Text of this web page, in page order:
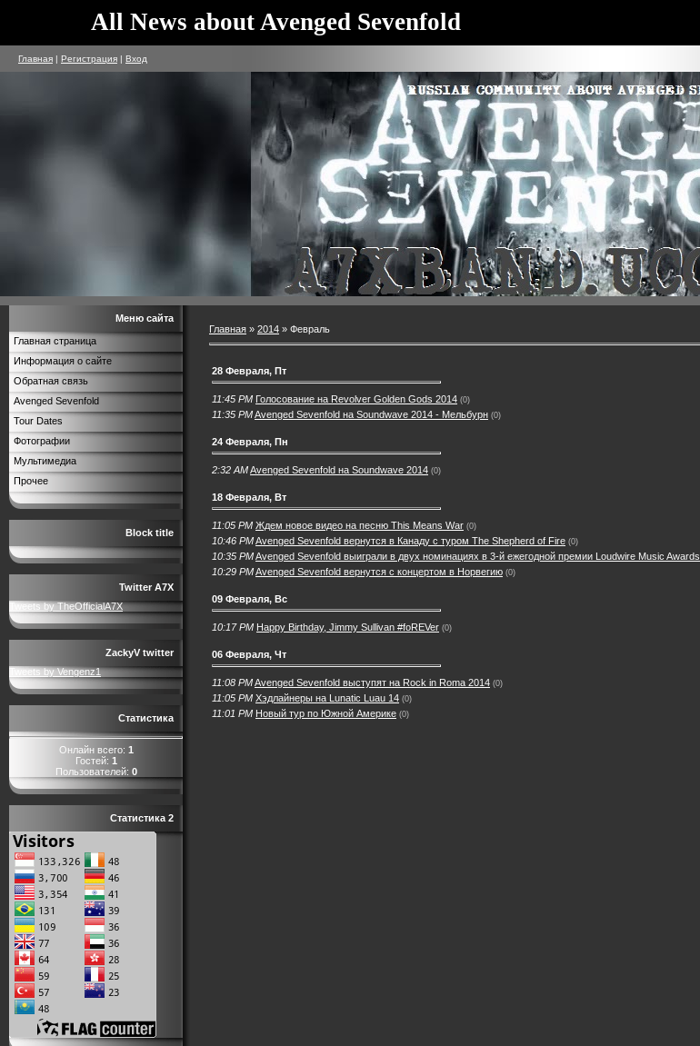
All News about Avenged Sevenfold
Главная | Регистрация | Вход
Меню сайта
Главная страница
Информация о сайте
Обратная связь
Avenged Sevenfold
Tour Dates
Фотографии
Мультимедиа
Прочее
Block title
Twitter A7X
Tweets by TheOfficialA7X
ZackyV twitter
Tweets by Vengenz1
Статистика
Онлайн всего: 1
Гостей: 1
Пользователей: 0
Статистика 2
Главная » 2014 » Февраль
28 Февраля, Пт
11:45 PM Голосование на Revolver Golden Gods 2014 (0)
11:35 PMAvenged Sevenfold на Soundwave 2014 - Мельбурн (0)
24 Февраля, Пн
2:32 AMAvenged Sevenfold на Soundwave 2014 (0)
18 Февраля, Вт
11:05 PM Ждем новое видео на песню This Means War (0)
10:46 PMAvenged Sevenfold вернутся в Канаду с туром The Shepherd of Fire (0)
10:35 PMAvenged Sevenfold выиграли в двух номинациях в 3-й ежегодной премии Loudwire Music Awards
10:29 PMAvenged Sevenfold вернутся с концертом в Норвегию (0)
09 Февраля, Вс
10:17 PM Happy Birthday, Jimmy Sullivan #foREVer (0)
06 Февраля, Чт
11:08 PMAvenged Sevenfold выступят на Rock in Roma 2014 (0)
11:05 PM Хэдлайнеры на Lunatic Luau 14 (0)
11:01 PM Новый тур по Южной Америке (0)